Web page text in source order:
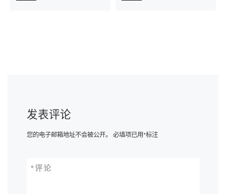
发表评论
您的电子邮箱地址不会被公开。 必填项已用*标注
评论
*